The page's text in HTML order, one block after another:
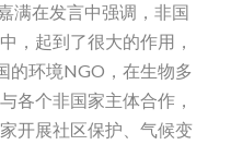
满在发言中强调，非国
，起到了很大的作用，
的环境NGO，在生物多
各个非国家主体合作，
开展社区保护、气候变